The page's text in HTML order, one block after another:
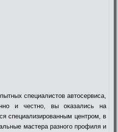
специалистов автосервиса,
и честно, вы оказались на
специализированным центром, в
мастера разного профиля и